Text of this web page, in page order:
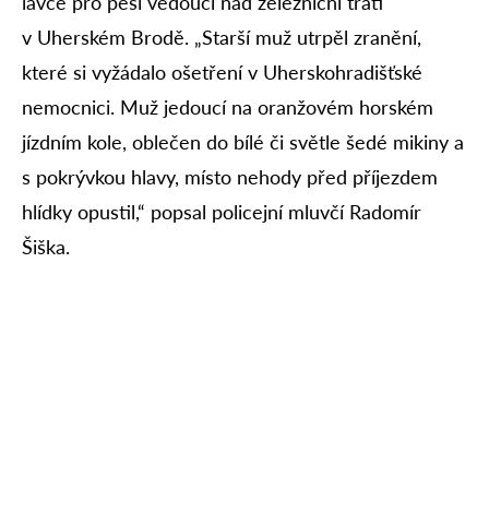
v Uherském Brodě. „Starší muž utrpěl zranění,
které si vyžádalo ošetření v Uherskohradišťské
nemocnici. Muž jedoucí na oranžovém horském
jízdním kole, oblečen do bílé či světle šedé mikiny a
s pokrývkou hlavy, místo nehody před příjezdem
hlídky opustil,“ popsal policejní mluvčí Radomír
Šiška.